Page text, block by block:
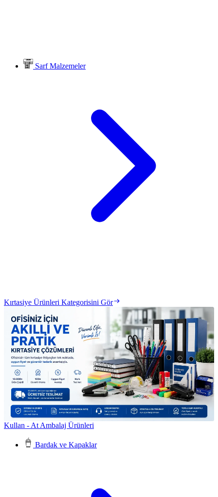
Sarf Malzemeler
Kırtasiye Ürünleri Kategorisini Gör
Kullan - At Ambalaj Ürünleri
Bardak ve Kapaklar